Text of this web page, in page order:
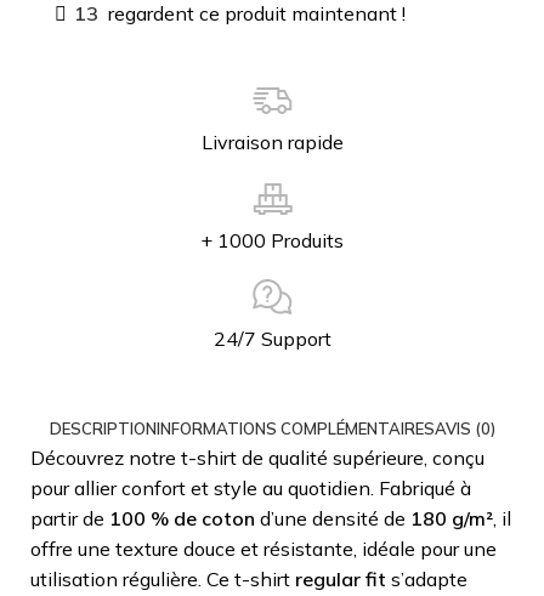
13 regardent ce produit maintenant !
Livraison rapide
+ 1000 Produits
24/7 Support
DESCRIPTIONINFORMATIONS COMPLÉMENTAIRESAVIS (0)
Découvrez notre t-shirt de qualité supérieure, conçu
pour allier confort et style au quotidien. Fabriqué à
partir de 100 % de coton d’une densité de 180 g/m², il
offre une texture douce et résistante, idéale pour une
utilisation régulière. Ce t-shirt regular fit s’adapte